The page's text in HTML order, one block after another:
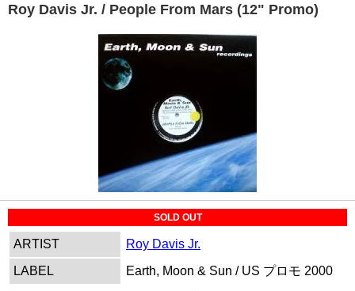
Roy Davis Jr. / People From Mars (12" Promo)
SOLD OUT
ARTIST
Roy Davis Jr.
LABEL
Earth, Moon & Sun / US プロモ 2000